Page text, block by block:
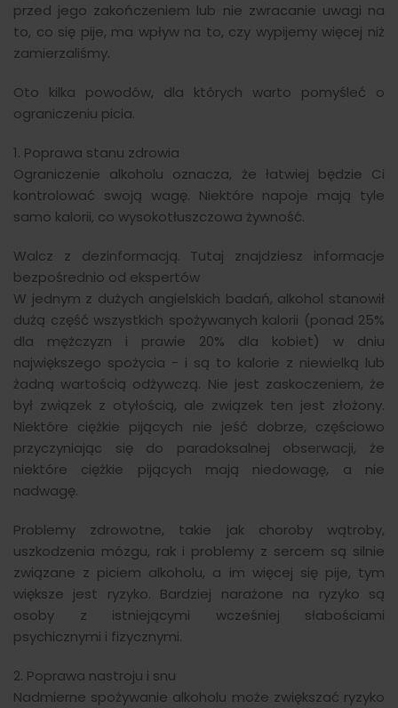
przed jego zakończeniem lub nie zwracanie uwagi na
to, co się pije, ma wpływ na to, czy wypijemy więcej niż
zamierzaliśmy.
Oto kilka powodów, dla których warto pomyśleć o
ograniczeniu picia.
1. Poprawa stanu zdrowia
Ograniczenie alkoholu oznacza, że łatwiej będzie Ci
kontrolować swoją wagę. Niektóre napoje mają tyle
samo kalorii, co wysokotłuszczowa żywność.
Walcz z dezinformacją. Tutaj znajdziesz informacje
bezpośrednio od ekspertów
W jednym z dużych angielskich badań, alkohol stanowił
dużą część wszystkich spożywanych kalorii (ponad 25%
dla mężczyzn i prawie 20% dla kobiet) w dniu
największego spożycia - i są to kalorie z niewielką lub
żadną wartością odżywczą. Nie jest zaskoczeniem, że
był związek z otyłością, ale związek ten jest złożony.
Niektóre ciężkie pijących nie jeść dobrze, częściowo
przyczyniając się do paradoksalnej obserwacji, że
niektóre ciężkie pijących mają niedowagę, a nie
nadwagę.
Problemy zdrowotne, takie jak choroby wątroby,
uszkodzenia mózgu, rak i problemy z sercem są silnie
związane z piciem alkoholu, a im więcej się pije, tym
większe jest ryzyko. Bardziej narażone na ryzyko są
osoby z istniejącymi wcześniej słabościami
psychicznymi i fizycznymi.
2. Poprawa nastroju i snu
Nadmierne spożywanie alkoholu może zwiększać ryzyko